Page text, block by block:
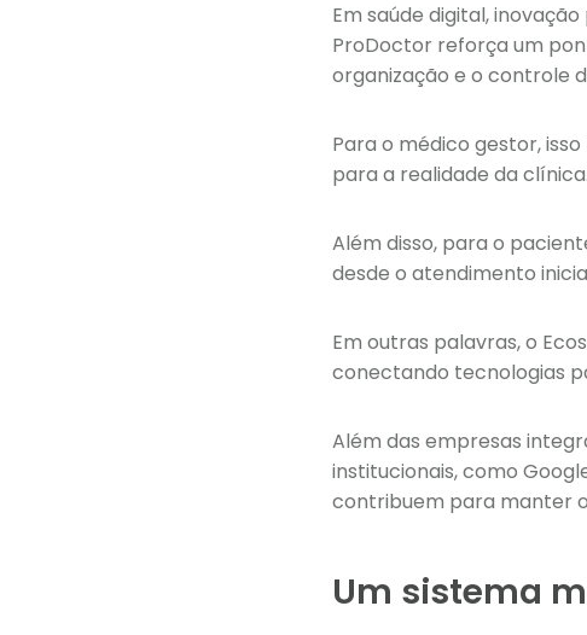
Em saúde digital,
ProDoctor reforça um
organização e o controle
Para o médico gestor,
para a realidade da
Além disso, para o
desde o atendimento
Em outras palavras, o
conectando tecnologias
Além das empresas
institucionais, como
contribuem para manter
Um sistema